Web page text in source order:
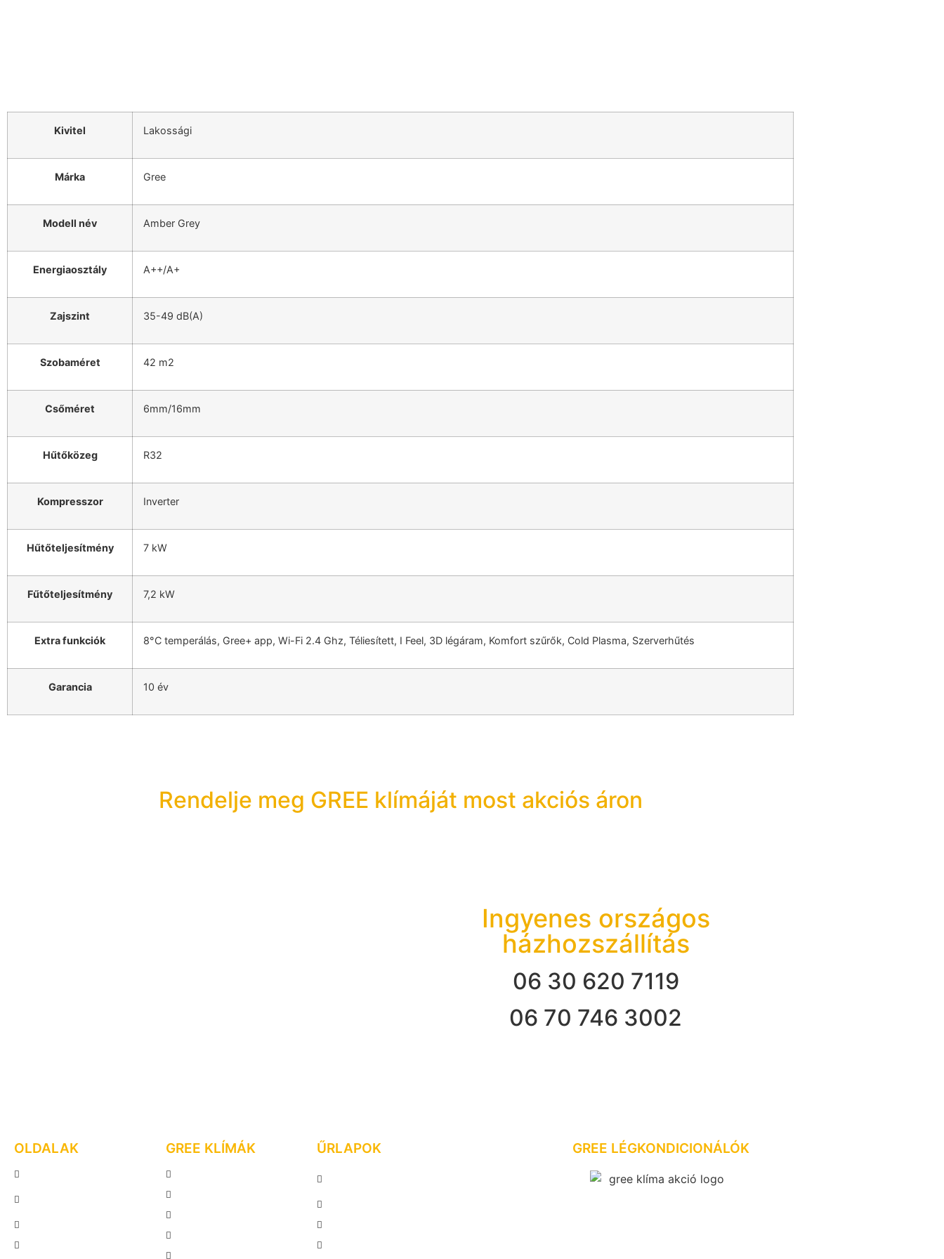
Kivitel Lakossági
Márka Gree
Modell név Amber Grey
Energiaosztály A++/A+
Zajszint 35-49 dB(A)
Szobaméret 42 m2
Csőméret 6mm/16mm
Hűtőközeg R32
Kompresszor Inverter
Hűtőteljesítmény 7 kW
Fűtőteljesítmény 7,2 kW
Extra funkciók 8°C temperálás, Gree+ app, Wi-Fi 2.4 Ghz, Téliesített, I Feel, 3D légáram, Komfort szűrők, Cold Plasma, Szerverhűtés
Garancia 10 év
Rendelje meg GREE klímáját most akciós áron
Ingyenes országos
házhozszállítás
06 30 620 7119
06 70 746 3002
OLDALAK GREE KLÍMÁK ŰRLAPOK GREE LÉGKONDICIONÁLÓK